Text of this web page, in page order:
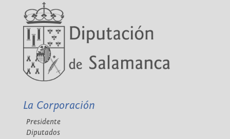
La Corporación
Presidente
Diputados